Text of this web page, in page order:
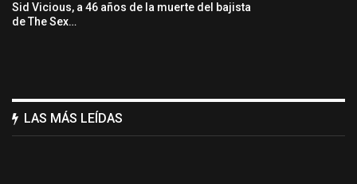
Sid Vicious, a 46 años de la muerte del bajista
de The Sex…
LAS MÁS LEÍDAS